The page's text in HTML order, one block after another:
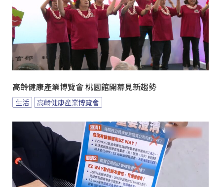
高齡健康產業博覽會 桃園館開幕見新趨勢
生活 高齡健康產業博覽會